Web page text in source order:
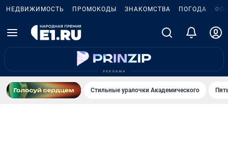
НЕДВИЖИМОСТЬ ПРОМОКОДЫ ЗНАКОМСТВА ПОГОДА
Стильные уралочки Академического